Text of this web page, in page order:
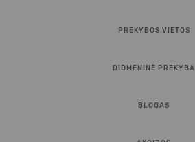
PREKYBOS VIETOS
DIDMENINĖ PREKYBA
BLOGAS